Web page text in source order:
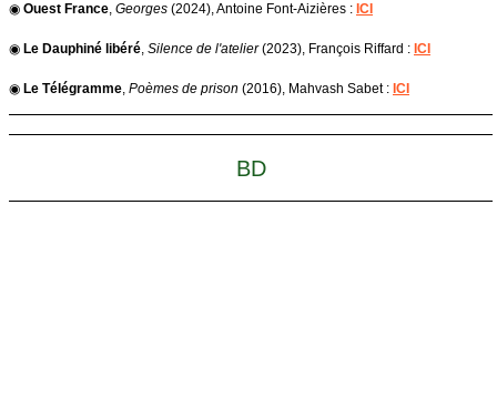
◉ Ouest France, Georges (2024), Antoine Font-Aizières : ICI
◉ Le Dauphiné libéré, Silence de l'atelier(2023), François Riffard : ICI
◉ Le Télégramme, Poèmes de prison (2016), Mahvash Sabet : ICI
BD